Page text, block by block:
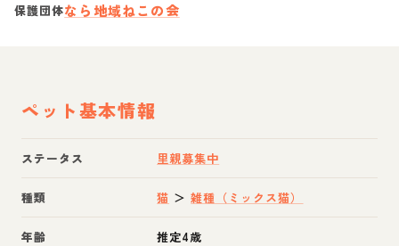
保護団体なら地域ねこの会
ペット基本情報
ステータス 里親募集中
種類 猫 ＞雑種（ミックス猫）
年齢 推定4歳